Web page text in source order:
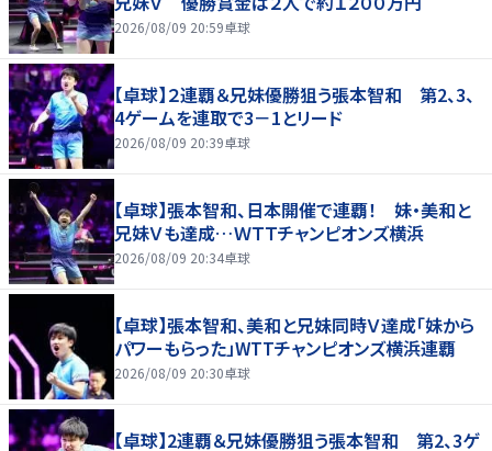
2026/08/09 20:59卓球
【卓球】２連覇＆兄妹優勝狙う張本智和 第2、3、
4ゲームを連取で3－1とリード
2026/08/09 20:39卓球
【卓球】張本智和、日本開催で連覇！ 妹・美和と
兄妹Ｖも達成…ＷＴＴチャンピオンズ横浜
2026/08/09 20:34卓球
【卓球】張本智和、美和と兄妹同時Ｖ達成「妹から
パワーもらった」WTTチャンピオンズ横浜連覇
2026/08/09 20:30卓球
【卓球】2連覇＆兄妹優勝狙う張本智和 第2、3ゲ